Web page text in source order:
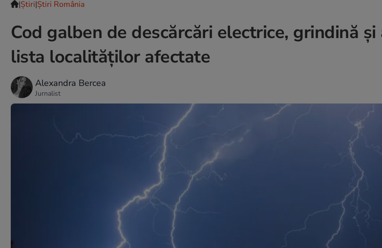
|Ştiri|Știri România
Cod galben de descărcări electrice, grindină și
lista localităților afectate
Alexandra Bercea
Jurnalist